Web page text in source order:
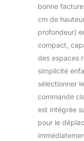
les
SANS
inclus
tracas
bonne
cm de
profondeur)
compact,
des espaces
simplicité
sélectionner
commande
est intégrée
pour le